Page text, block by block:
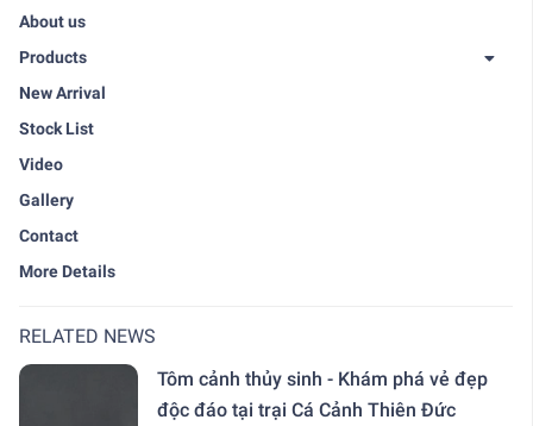
About us
Products
New Arrival
Stock List
Video
Gallery
Contact
More Details
RELATED NEWS
Tôm cảnh thủy sinh - Khám phá vẻ đẹp
độc đáo tại trại Cá Cảnh Thiên Đức